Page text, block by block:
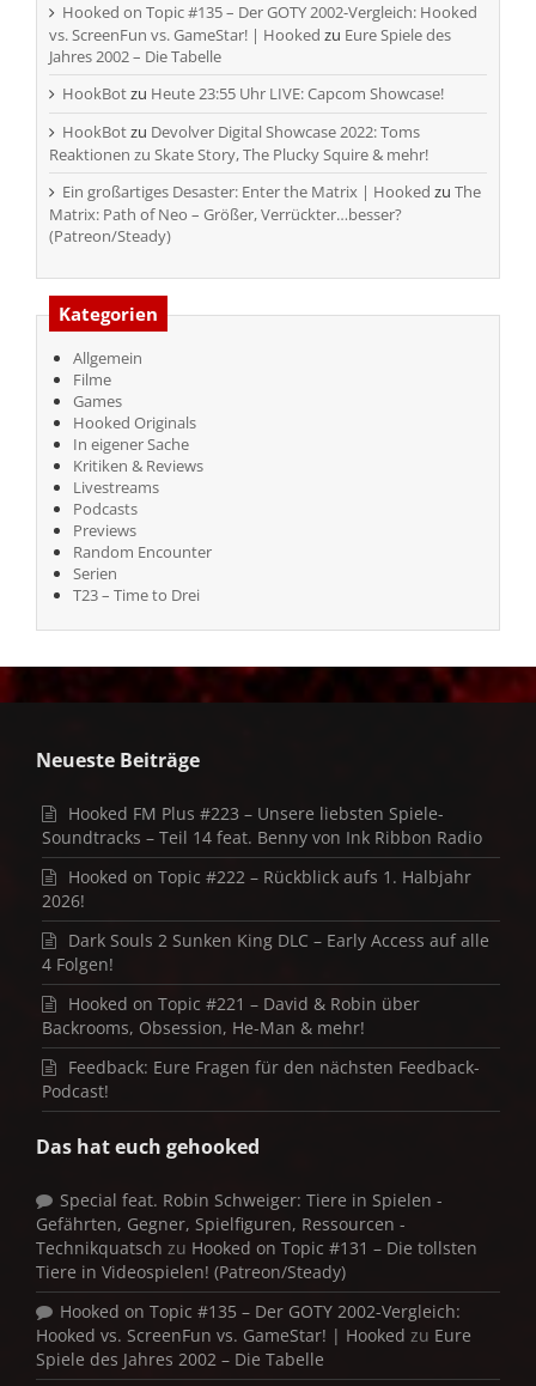
Hooked on Topic #135 – Der GOTY 2002-Vergleich: Hooked
vs. ScreenFun vs. GameStar! | Hooked zu Eure Spiele des
Jahres 2002 – Die Tabelle
HookBotzu Heute 23:55 Uhr LIVE: Capcom Showcase!
HookBotzu Devolver Digital Showcase 2022: Toms
Reaktionen zu Skate Story, The Plucky Squire & mehr!
Ein großartiges Desaster: Enter the Matrix | Hooked zu The
Matrix: Path of Neo – Größer, Verrückter…besser?
(Patreon/Steady)
Kategorien
Allgemein
Filme
Games
Hooked Originals
In eigener Sache
Kritiken & Reviews
Livestreams
Podcasts
Previews
Random Encounter
Serien
T23 – Time to Drei
Neueste Beiträge
Hooked FM Plus #223 – Unsere liebsten Spiele-
Soundtracks – Teil 14 feat. Benny von Ink Ribbon Radio
Hooked on Topic #222 – Rückblick aufs 1. Halbjahr
2026!
Dark Souls 2 Sunken King DLC – Early Access auf alle
4 Folgen!
Hooked on Topic #221 – David & Robin über
Backrooms, Obsession, He-Man & mehr!
Feedback: Eure Fragen für den nächsten Feedback-
Podcast!
Das hat euch gehooked
Special feat. Robin Schweiger: Tiere in Spielen -
Gefährten, Gegner, Spielfiguren, Ressourcen -
Technikquatsch zu Hooked on Topic #131 – Die tollsten
Tiere in Videospielen! (Patreon/Steady)
Hooked on Topic #135 – Der GOTY 2002-Vergleich:
Hooked vs. ScreenFun vs. GameStar! | Hooked zu Eure
Spiele des Jahres 2002 – Die Tabelle